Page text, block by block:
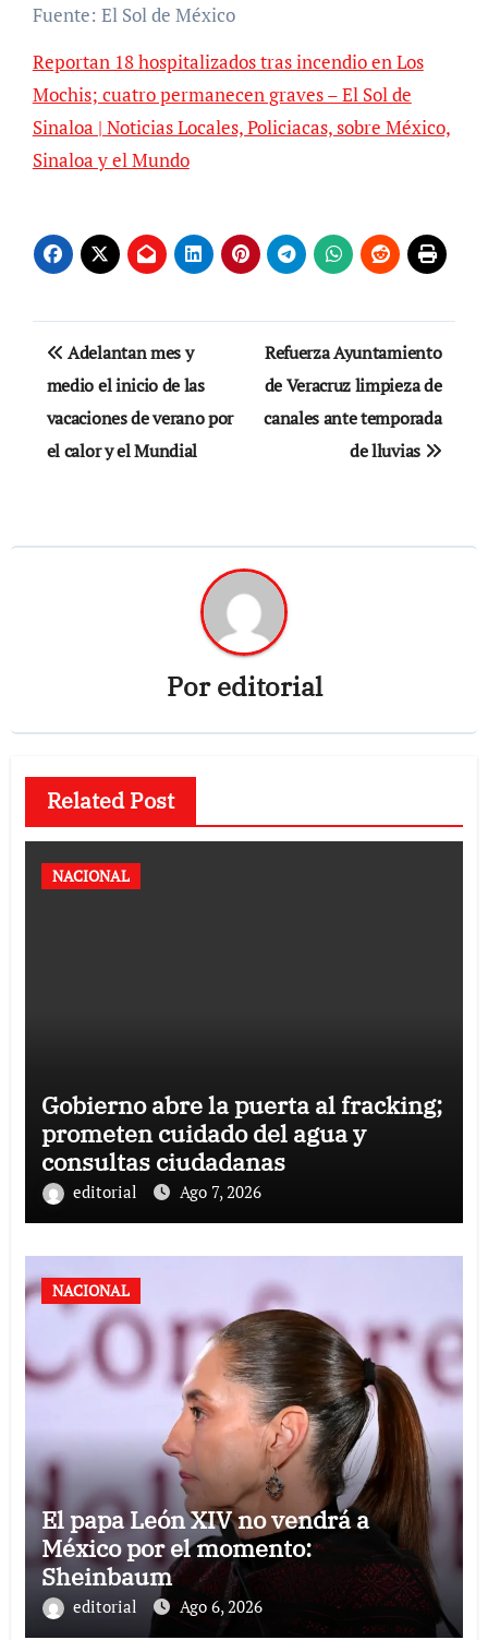
Fuente: El Sol de México
Reportan 18 hospitalizados tras incendio en Los
Mochis; cuatro permanecen graves – El Sol de
Sinaloa | Noticias Locales, Policiacas, sobre México,
Sinaloa y el Mundo
Navegación
de
entradas
Adelantan mes y
medio el inicio de las
vacaciones de verano por
el calor y el Mundial
Refuerza Ayuntamiento
de Veracruz limpieza de
canales ante temporada
de lluvias
Poreditorial
Related Post
NACIONAL
Gobierno abre la puerta al fracking;
prometen cuidado del agua y
consultas ciudadanas
editorial Ago 7, 2026
NACIONAL
El papa León XIV no vendrá a
México por el momento:
Sheinbaum
editorial Ago 6, 2026